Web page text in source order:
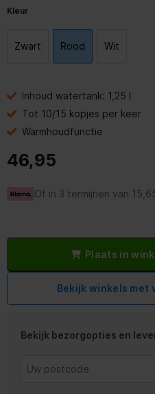
Kleur
Zwart Rood Wit
Inhoud watertank: 1,25 l
Tot 10/15 kopjes per keer
Warmhoudfunctie
46,95
Of in 3 termijnen van
Plaats in
Bekijk winkels met
Bekijk bezorgopties en